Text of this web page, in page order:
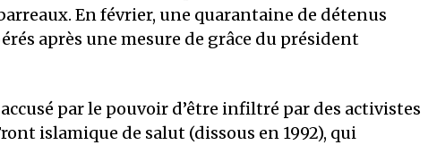
En février, une quarantaine de détenus
après une mesure de grâce du président
par le pouvoir d’être infiltré par des activistes
islamique de salut (dissous en 1992), qui